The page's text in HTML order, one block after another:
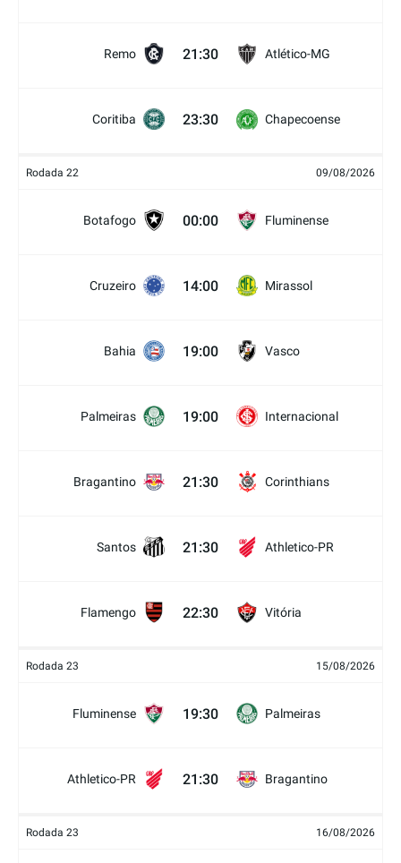
Remo 21:30 Atlético-MG
Coritiba 23:30 Chapecoense
Rodada 22 09/08/2026
Botafogo 00:00 Fluminense
Cruzeiro 14:00 Mirassol
Bahia 19:00 Vasco
Palmeiras 19:00 Internacional
Bragantino 21:30 Corinthians
Santos 21:30 Athletico-PR
Flamengo 22:30 Vitória
Rodada 23 15/08/2026
Fluminense 19:30 Palmeiras
Athletico-PR 21:30 Bragantino
Rodada 23 16/08/2026